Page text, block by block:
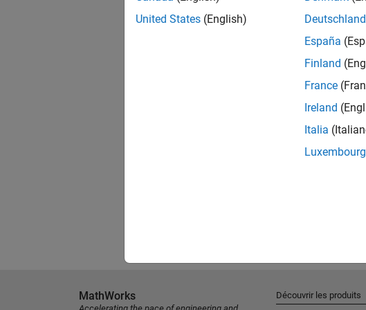
United States (English)
Deutschland
España
Finland
France
Ireland
Italia
Luxembourg
MathWorks Découvrir les produits